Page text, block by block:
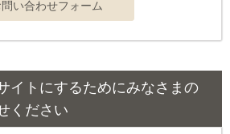
イトにするためにみなさまの
ください